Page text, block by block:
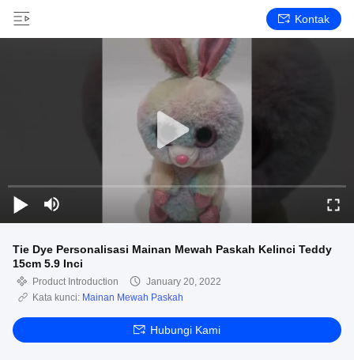
Kontak
Tie Dye Personalisasi Mainan Mewah Paskah Kelinci Teddy
15cm 5.9 Inci
Product Introduction
January 20, 2022
Kata kunci: Mainan Mewah Paskah
Hubungi Kami